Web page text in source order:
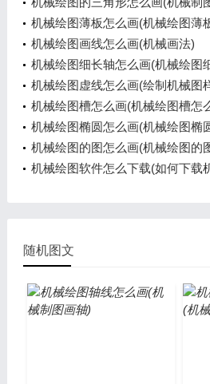
机械绘图薄板怎么画(机械绘图薄
机械绘图画线怎么画(机械画法)
机械绘图细长轴怎么画(机械绘图
机械绘图虚线怎么画(绘制机械图
么)
机械绘图槽怎么画(机械绘图槽怎
机械绘图椭圆怎么画(机械绘图椭
机械绘图的图怎么画(机械绘图的
机械绘图软件怎么下载(如何下载
随机图文